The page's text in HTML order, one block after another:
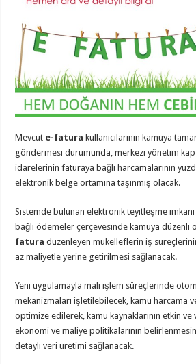
Mevcut e-fatura kullanıcılarının kamuya
göndermesi durumunda, merkezi yönetim
idarelerinin faturaya bağlı harcamalarının
elektronik belge ortamına taşınmış olacak.
Sistemde bulunan elektronik teyitleşme
bağlı ödemeler çerçevesinde kamuya düzenli
fatura düzenleyen mükelleflerin iş
az maliyetle yerine getirilmesi sağlanacak.
Yeni uygulamayla mali işlem süreçlerinde
mekanizmaları işletilebilecek, kamu harcama
optimize edilerek, kamu kaynaklarının etkin ve
ekonomi ve maliye politikalarının
detaylı veri üretimi sağlanacak.